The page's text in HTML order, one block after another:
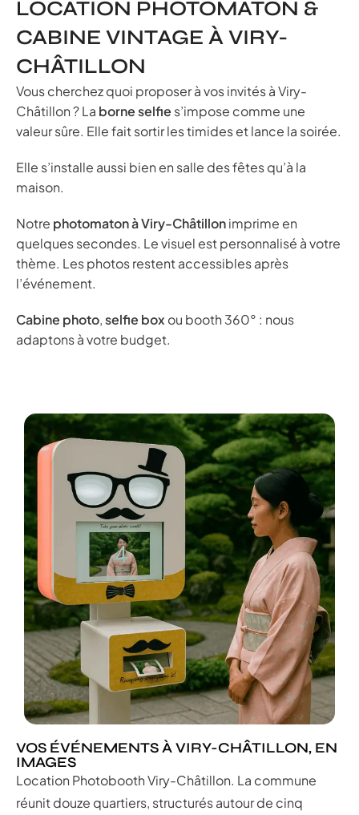
LOCATION PHOTOMATON &
CABINE VINTAGE À VIRY-
CHÂTILLON
Vous cherchez quoi proposer à vos invités à Viry-
Châtillon ? La borne selfie s’impose comme une
valeur sûre. Elle fait sortir les timides et lance la soirée.
Elle s’installe aussi bien en salle des fêtes qu’à la
maison.
Notre photomaton à Viry-Châtillonimprime en
quelques secondes. Le visuel est personnalisé à votre
thème. Les photos restent accessibles après
l’événement.
Cabine photo,selfie box ou booth 360° : nous
adaptons à votre budget.
VOS ÉVÉNEMENTS À VIRY-CHÂTILLON, EN
IMAGES
Location Photobooth Viry-Châtillon. La commune
réunit douze quartiers, structurés autour de cinq